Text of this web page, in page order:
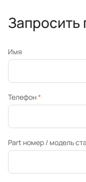
Запросить
Имя
Телефон*
Part номер / модель